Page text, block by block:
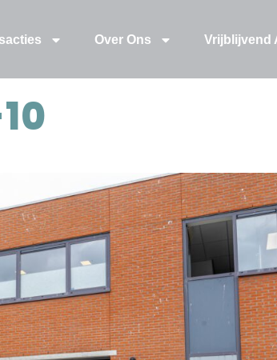
Over Ons Vrijblijvend